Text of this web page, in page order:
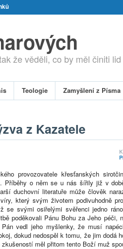
že věděli, co by měl činiti
Teologie Zamyšlení z Písma
z Kazatele
provozovatele křesťanských
Příběhy o něm se u nás šířily již v
duchovní literatuře může člověk
který svým životem podivuhodně
se svými osiřelými svěřenci jedno
poděkovali Pánu Bohu za Jeho péči,
vedl jeho myšlenky, že musí
dokud nedospěl k tomu, že jim dodá
měl přitom tento Boží muž